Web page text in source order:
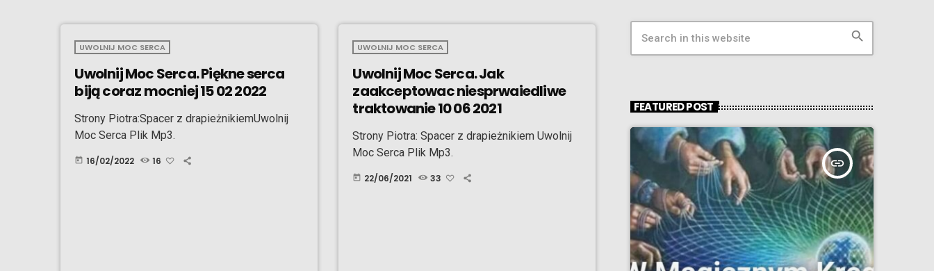
UWOLNIJ MOC SERCA
Uwolnij Moc Serca. Piękne serca
biją coraz mocniej 15 02 2022
Strony Piotra:Spacer z drapieżnikiemUwolnij
Moc Serca Plik Mp3.
today 16/02/2022 16
UWOLNIJ MOC SERCA
Uwolnij Moc Serca. Jak
zaakceptowac niesprwaiedliwe
traktowanie 10 06 2021
Strony Piotra: Spacer z drapieżnikiem Uwolnij
Moc Serca Plik Mp3.
today 22/06/2021 33
search
FEATURED POST
insert_link